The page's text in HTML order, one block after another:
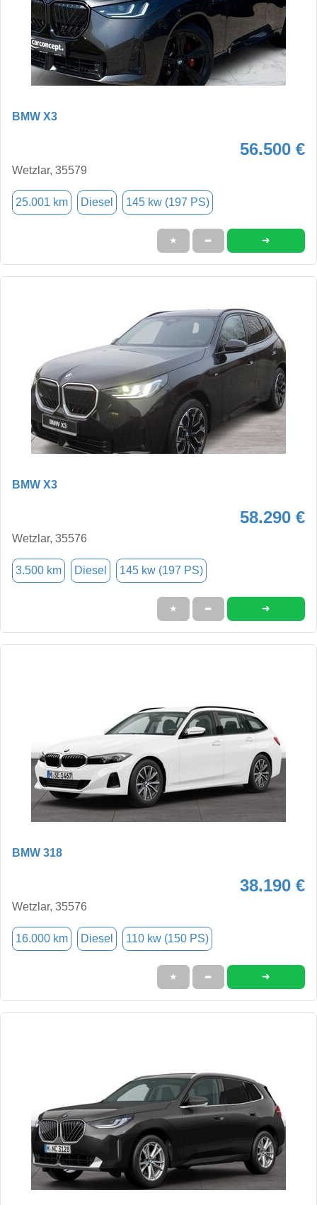
BMW X3
56.500 €
Wetzlar, 35579
25.001 km Diesel 145 kw (197 PS)
★ ➦ ➜
BMW X3
58.290 €
Wetzlar, 35576
3.500 km Diesel 145 kw (197 PS)
★ ➦ ➜
BMW 318
38.190 €
Wetzlar, 35576
16.000 km Diesel 110 kw (150 PS)
★ ➦ ➜